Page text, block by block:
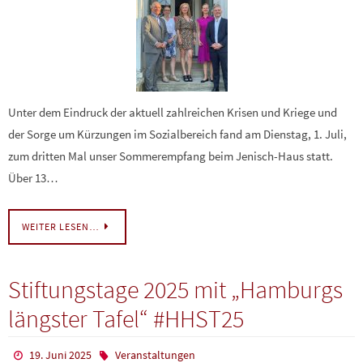
Unter dem Eindruck der aktuell zahlreichen Krisen und Kriege und
der Sorge um Kürzungen im Sozialbereich fand am Dienstag, 1. Juli,
zum dritten Mal unser Sommerempfang beim Jenisch-Haus statt.
Über 13…
WEITER LESEN…
Stiftungstage 2025 mit „Hamburgs
längster Tafel“ #HHST25
19. Juni 2025 Veranstaltungen